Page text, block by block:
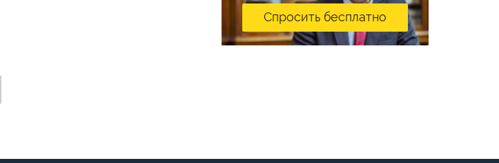
Спросить бесплатно